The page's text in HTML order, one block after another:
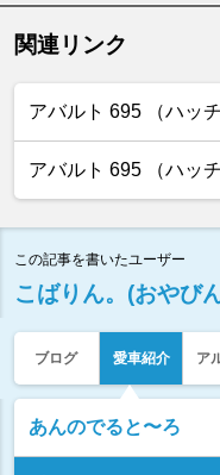
関連リンク
アバルト 695 （ハッ
アバルト 695 （ハッ
この記事を書いたユーザー
こばりん。(おやび
ブログ 愛車紹介 ア
あんのでると〜ろ